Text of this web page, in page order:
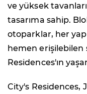
ve yüksek tavanları
tasarıma sahip.
otoparklar, her
hemen erişilebilen
Residences'ın
City's Residences,